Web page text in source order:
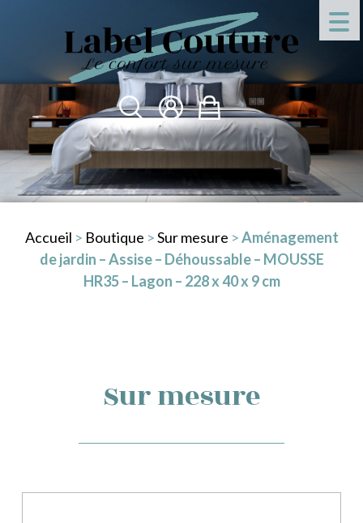
Accueil > Boutique >Sur mesure >Aménagement
de jardin – Assise – Déhoussable – MOUSSE
HR35 – Lagon – 228 x 40 x 9 cm
Sur mesure